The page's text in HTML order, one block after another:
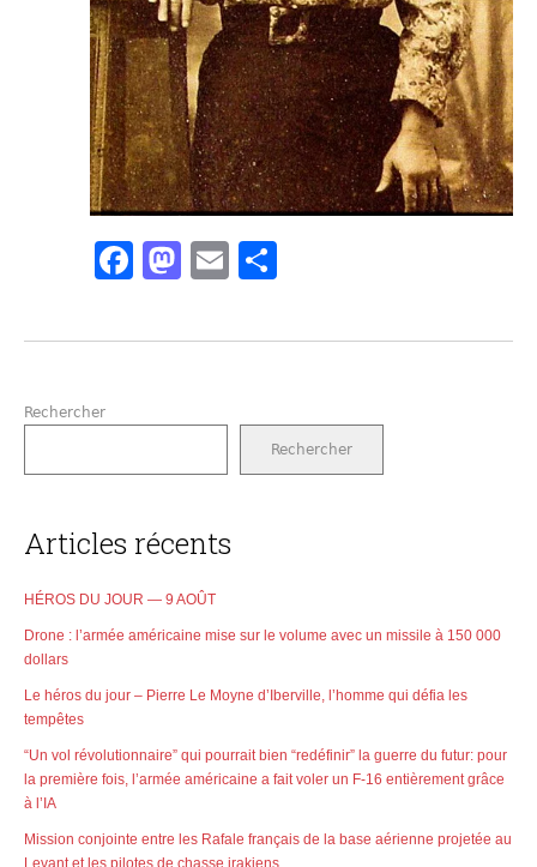
Facebook
Mastodon
Email
Rechercher
Rechercher
Articles récents
HÉROS DU JOUR — 9 AOÛT
Drone : l’armée américaine mise sur le volume avec un missile à 150 000
dollars
Le héros du jour – Pierre Le Moyne d’Iberville, l’homme qui défia les
tempêtes
“Un vol révolutionnaire” qui pourrait bien “redéfinir” la guerre du futur: pour
la première fois, l’armée américaine a fait voler un F-16 entièrement grâce
à l’IA
Mission conjointe entre les Rafale français de la base aérienne projetée au
Levant et les pilotes de chasse irakiens